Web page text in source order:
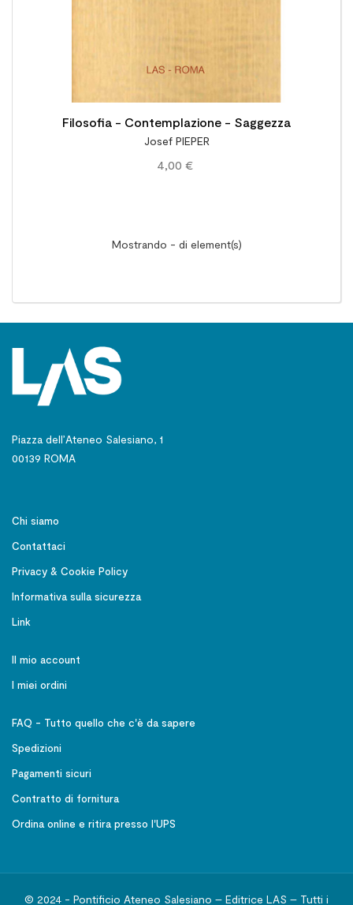
Filosofia - Contemplazione - Saggezza
Josef PIEPER
4,00 €
Mostrando - di element(s)
Piazza dell’Ateneo Salesiano, 1
00139 ROMA
Chi siamo
Contattaci
Privacy & Cookie Policy
Informativa sulla sicurezza
Link
Il mio account
I miei ordini
FAQ - Tutto quello che c'è da sapere
Spedizioni
Pagamenti sicuri
Contratto di fornitura
Ordina online e ritira presso l'UPS
© 2024 - Pontificio Ateneo Salesiano – Editrice LAS – Tutti i